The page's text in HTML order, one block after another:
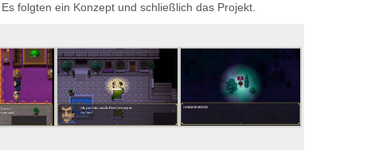
folgten ein Konzept und schließlich das Projekt.